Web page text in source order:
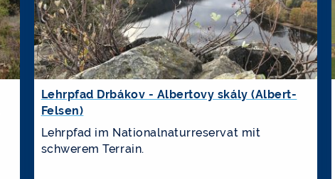
Lehrpfad Drbákov - Albertovy skály (Albert-
Felsen)
Lehrpfad im Nationalnaturreservat mit
schwerem Terrain.